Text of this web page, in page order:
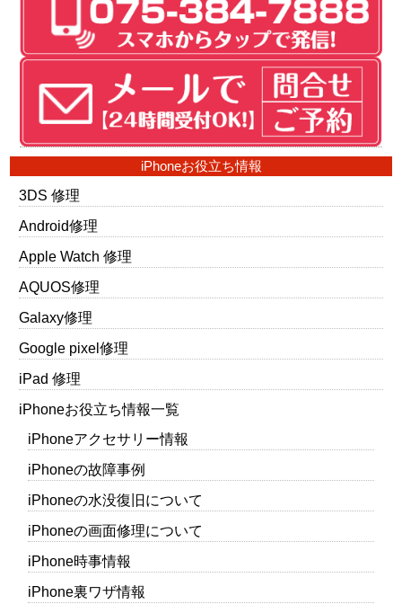
iPhoneお役立ち情報
3DS 修理
Android修理
Apple Watch 修理
AQUOS修理
Galaxy修理
Google pixel修理
iPad 修理
iPhoneお役立ち情報一覧
iPhoneアクセサリー情報
iPhoneの故障事例
iPhoneの水没復旧について
iPhoneの画面修理について
iPhone時事情報
iPhone裏ワザ情報